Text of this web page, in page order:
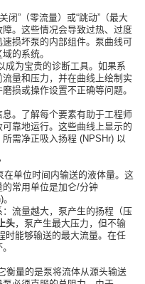
闭”（零流量）或“跳动”（最大
。这些情况会导致过热、过度
损坏泵的内部组件。泵曲线可
的系统。
成为宝贵的诊断工具。如果系
量和压力，并在曲线上绘制实
损或操作设置不正确等问题。
。了解每个要素有助于工程师
靠地运行。这些曲线上显示的
需净正吸入扬程 (NPSHr) 以
单位时间内输送的液体量。这
常用单位是加仑/分钟
流量越大，泵产生的扬程（压
头，泵产生最大压力，但不输
时能够输送的最大流量。在任
衡量的是泵将流体从源头输送